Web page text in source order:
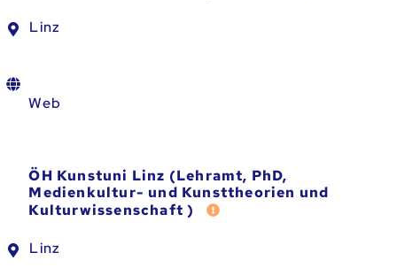
Linz
Web
ÖH Kunstuni Linz (Lehramt, PhD,
Medienkultur- und Kunsttheorien und
Kulturwissenschaft )
Fehler melden
Linz